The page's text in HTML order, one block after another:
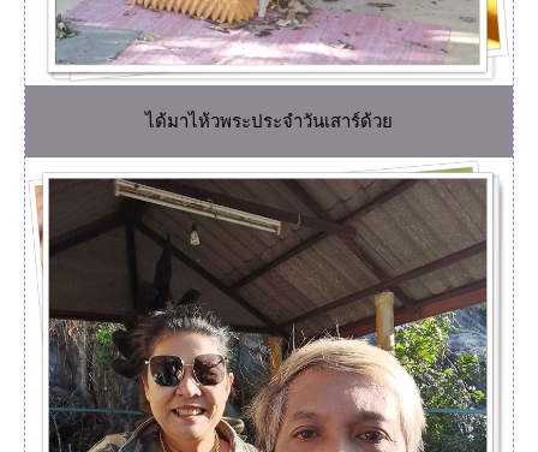
ได้มาไห้วพระประจำวันเสาร์ด้ว